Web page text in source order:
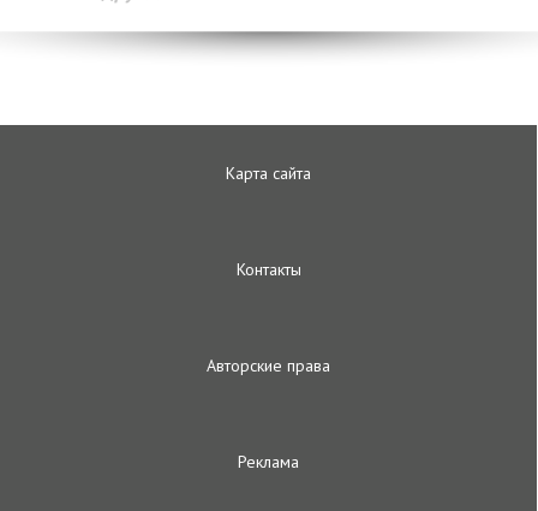
Карта сайта
Контакты
Авторские права
Реклама